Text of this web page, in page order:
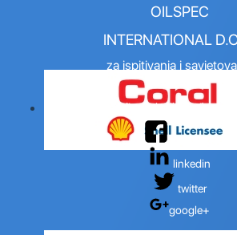
OILSPEC
INTERNATIONAL
za ispitivanja i
Podijeli na društvenim
facebook
linkedin
twitter
google+